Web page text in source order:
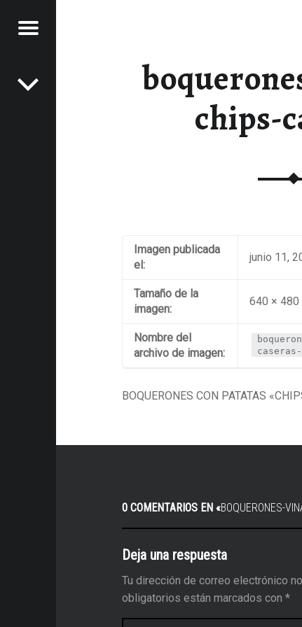
Menú
chips-
Imagen publicada
el:
junio 11,
Tamaño de la
imagen:
640 × 480
Nombre del
archivo de imagen:
BOQUERONES CON PATATAS
0 COMENTARIOS EN «BOQUERONES-
Deja una respuesta
Tu dirección de correo electrónico
obligatorios están marcados con*